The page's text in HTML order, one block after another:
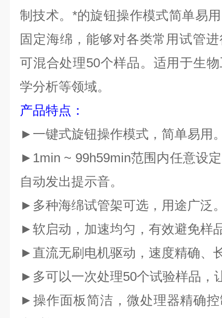
制技术。*的旋钮操作模式简单易
固定海绵 ，能够对各类常用试管
可混合处理50个样品。 适用于生
学分析等领域。
产品特点 ：
► 一键式旋钮操作模式，简单易用
► 1min ~ 99h59min范围内任意设定
自动发出提示音。
► 多种海绵试管架可选，用途广泛
► 软启动，加速均匀，有效避免样
► 直流无刷电机驱动，速度精确、
► 多可以一次处理50个试验样品，
► 操作面板简洁，微处理器精确